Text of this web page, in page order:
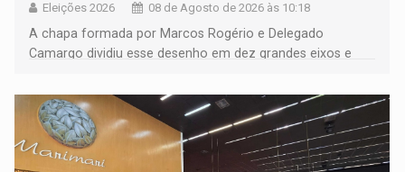
Eleições 2026 08 de Agosto de 2026 às 10:18
A chapa formada por Marcos Rogério e Delegado
Camargo dividiu esse desenho em dez grandes eixos e